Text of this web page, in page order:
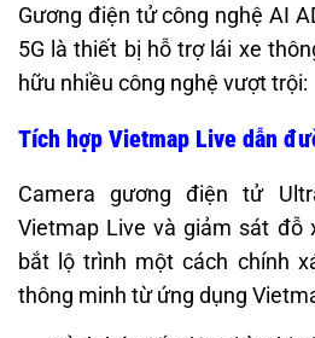
Gương điện tử công nghệ AI
5G là thiết bị hỗ trợ lái xe
hữu nhiều công nghệ vượt trội:
Tích hợp Vietmap Live dẫn
Camera gương điện tử
Vietmap Live và giảm sát đỗ
bắt lộ trình một cách chính
thông minh từ ứng dụng